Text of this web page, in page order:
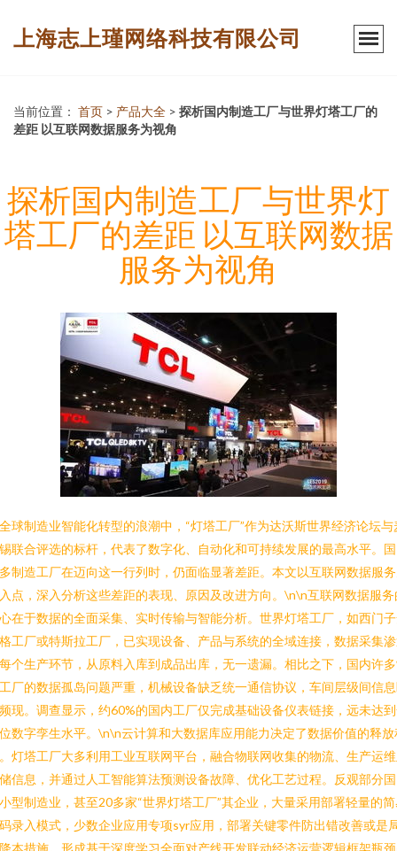
上海志上瑾网络科技有限公司
当前位置： 首页 > 产品大全 > 探析国内制造工厂与世界灯塔工厂的
差距 以互联网数据服务为视角
探析国内制造工厂与世界灯
塔工厂的差距 以互联网数据
服务为视角
球制造业智能化转型的浪潮中，“灯塔工厂”作为达沃斯世界经济论坛与
联合评选的标杆，代表了数字化、自动化和可持续发展的最高水平。
制造工厂在迈向这一行列时，仍面临显著差距。本文以互联网数据服
点，深入分析这些差距的表现、原因及改进方向。\n\n互联网数据服务
在于数据的全面采集、实时传输与智能分析。世界灯塔工厂，如西门
工厂或特斯拉工厂，已实现设备、产品与系统的全域连接，数据采集
个生产环节，从原料入库到成品出库，无一遗漏。相比之下，国内许
厂的数据孤岛问题严重，机械设备缺乏统一通信协议，车间层级间信
现。调查显示，约60%的国内工厂仅完成基础设备仪表链接，远未达
数字孪生水平。\n\n云计算和大数据库应用能力决定了数据价值的释放
灯塔工厂大多利用工业互联网平台，融合物联网收集的物流、生产运
信息，并通过人工智能算法预测设备故障、优化工艺过程。反观部分
型制造业，甚至20多家“世界灯塔工厂”其企业，大量采用部署轻量的
录入模式，少数企业应用专项syr应用，部署关键零件防出错改善或是
本措施。形成基于深度学习全面对产线开发联动经济运营逻辑框架瓶